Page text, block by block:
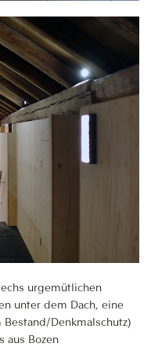
urgemütlichen
unter dem Dach, eine
Denkmalschutz)
aus Bozen